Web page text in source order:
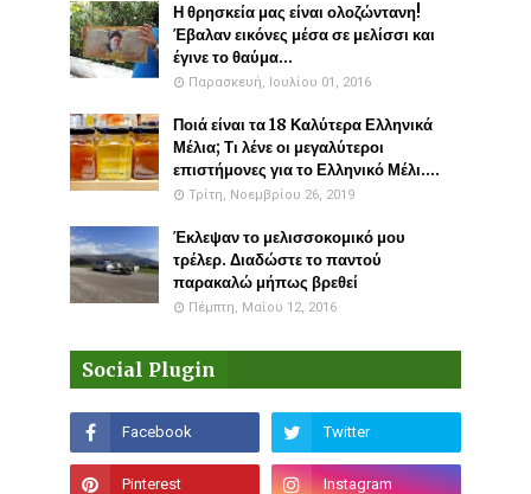
Η θρησκεία μας είναι ολοζώντανη!
Έβαλαν εικόνες μέσα σε μελίσσι και
έγινε το θαύμα...
Παρασκευή, Ιουλίου 01, 2016
Ποιά είναι τα 18 Καλύτερα Ελληνικά
Μέλια; Τι λένε οι μεγαλύτεροι
επιστήμονες για το Ελληνικό Μέλι....
Τρίτη, Νοεμβρίου 26, 2019
Έκλεψαν το μελισσοκομικό μου
τρέλερ. Διαδώστε το παντού
παρακαλώ μήπως βρεθεί
Πέμπτη, Μαΐου 12, 2016
Social Plugin